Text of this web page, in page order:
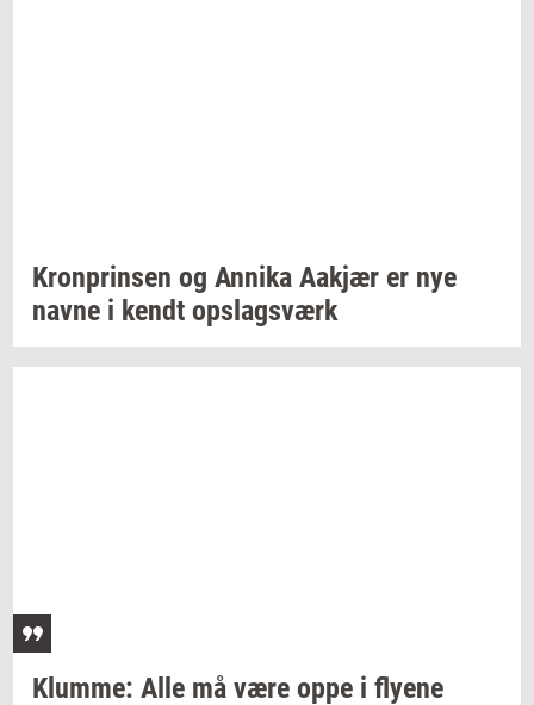
Kron­prin­sen og An­ni­ka Aakjær er nye
navne i kendt op­slags­værk
Klum­me: Alle må være oppe i fly­e­ne